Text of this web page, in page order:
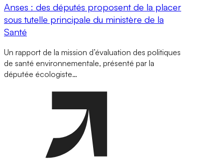
Anses : des députés proposent de la placer
sous tutelle principale du ministère de la
Santé
Un rapport de la mission d’évaluation des politiques
de santé environnementale, présenté par la
députée écologiste…